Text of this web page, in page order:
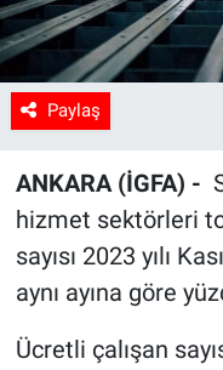
Paylaş
ANKARA (İGFA) -
hizmet sektörleri
sayısı 2023 yılı
aynı ayına göre
Ücretli çalışan
Yaşam
Tarım